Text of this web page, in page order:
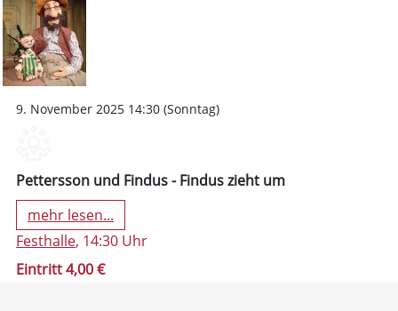
9. November 2025 14:30 (Sonntag)
Pettersson und Findus - Findus zieht um
mehr lesen...
Festhalle, 14:30 Uhr
Eintritt 4,00 €